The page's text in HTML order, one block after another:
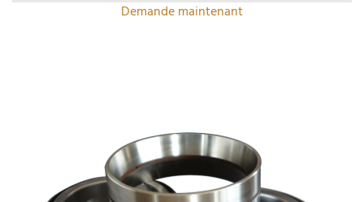
Demande maintenant